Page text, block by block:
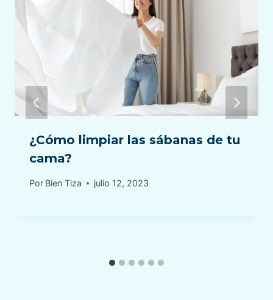
¿Cómo limpiar las sábanas de tu
cama?
Por Bien Tiza julio 12, 2023